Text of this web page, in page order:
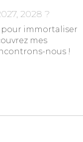
2028 ?
pour immortaliser
mes
nous !